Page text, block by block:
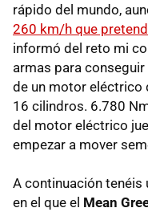
rápido del mundo,
260 km/h que
informó del reto mi
armas para
de un motor eléctrico
16 cilindros. 6.780
del motor eléctrico
empezar a mover
A continuación tenéis
en el que el Mean